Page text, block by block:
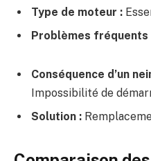
Type de moteur :
Problèmes fréquents
Conséquence d’un
Impossibilité de
Solution :